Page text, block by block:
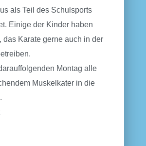
als Teil des Schulsports
Einige der Kinder haben
das Karate gerne auch in der
Montag alle
Muskelkater in die